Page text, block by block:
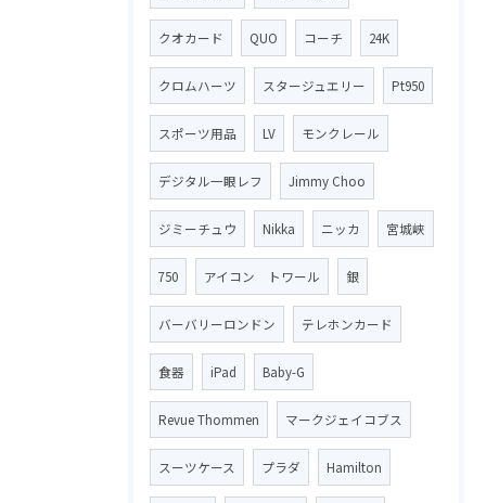
クオカード QUO コーチ 24K
クロムハーツ スタージュエリー Pt950
スポーツ用品 LV モンクレール
デジタル一眼レフ Jimmy Choo
ジミーチュウ Nikka ニッカ 宮城峡
750 アイコン トワール 銀
バーバリーロンドン テレホンカード
食器 iPad Baby-G
Revue Thommen マークジェイコブス
スーツケース プラダ Hamilton